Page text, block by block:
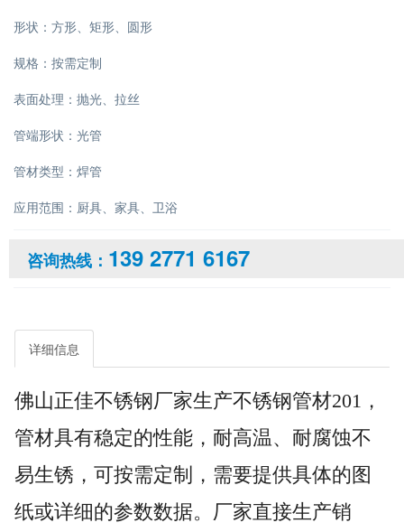
形状：方形、矩形、圆形
规格：按需定制
表面处理：抛光、拉丝
管端形状：光管
管材类型：焊管
应用范围：厨具、家具、卫浴
咨询热线： 139 2771 6167
详细信息
佛山正佳不锈钢厂家生产不锈钢管材201，
管材具有稳定的性能，耐高温、耐腐蚀不
易生锈，可按需定制，需要提供具体的图
纸或详细的参数数据。厂家直接生产销